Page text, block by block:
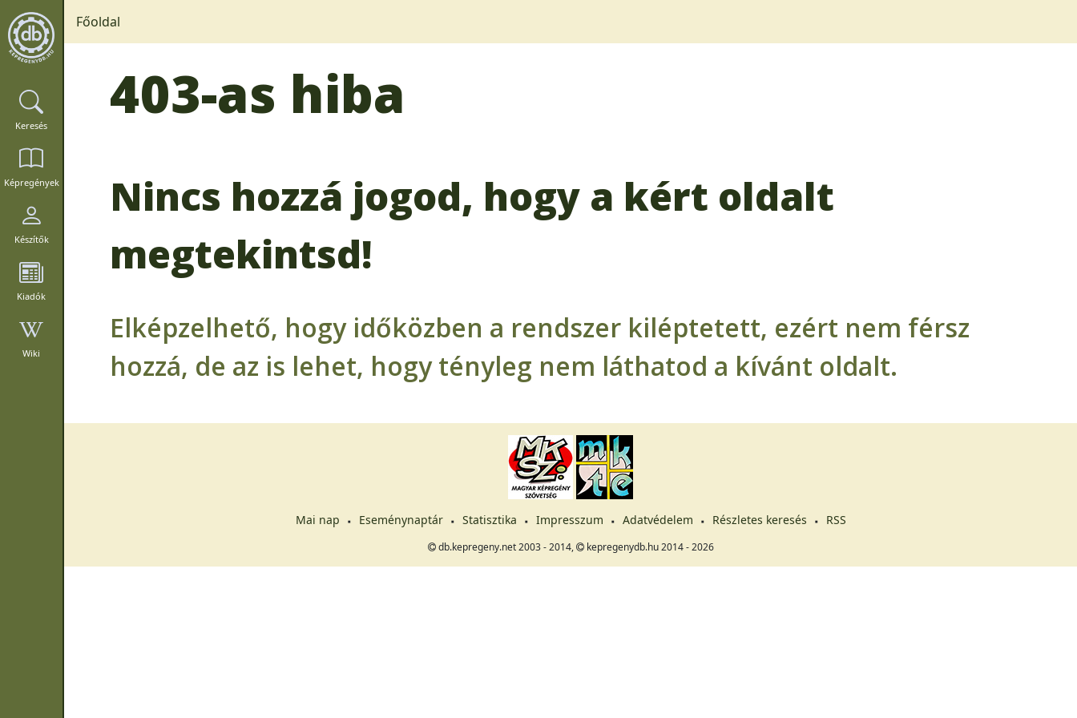
Keresés
Képregények
Készítők
Kiadók
Wiki
Főoldal
403-as hiba
Nincs hozzá jogod, hogy a kért oldalt
megtekintsd!
Elképzelhető, hogy időközben a rendszer kiléptetett, ezért nem férsz
hozzá, de az is lehet, hogy tényleg nem láthatod a kívánt oldalt.
Mai nap Eseménynaptár Statisztika Impresszum Adatvédelem Részletes keresés RSS
db.kepregeny.net 2003 - 2014, kepregenydb.hu 2014 - 2026